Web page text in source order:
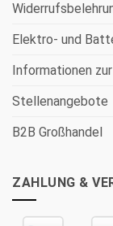
Elektro- und
Informationen
Stellenangebote
B2B Großhandel
ZAHLUNG &